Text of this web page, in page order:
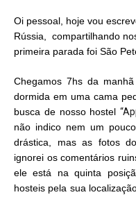
Oi pessoal, hoje vou
Rússia, compartilhando
primeira parada foi São
Chegamos 7hs da
dormida em uma cama
busca de nosso hostel
não indico nem um
drástica, mas as fotos
ignorei os comentários
ele está na quinta
hosteis pela sua